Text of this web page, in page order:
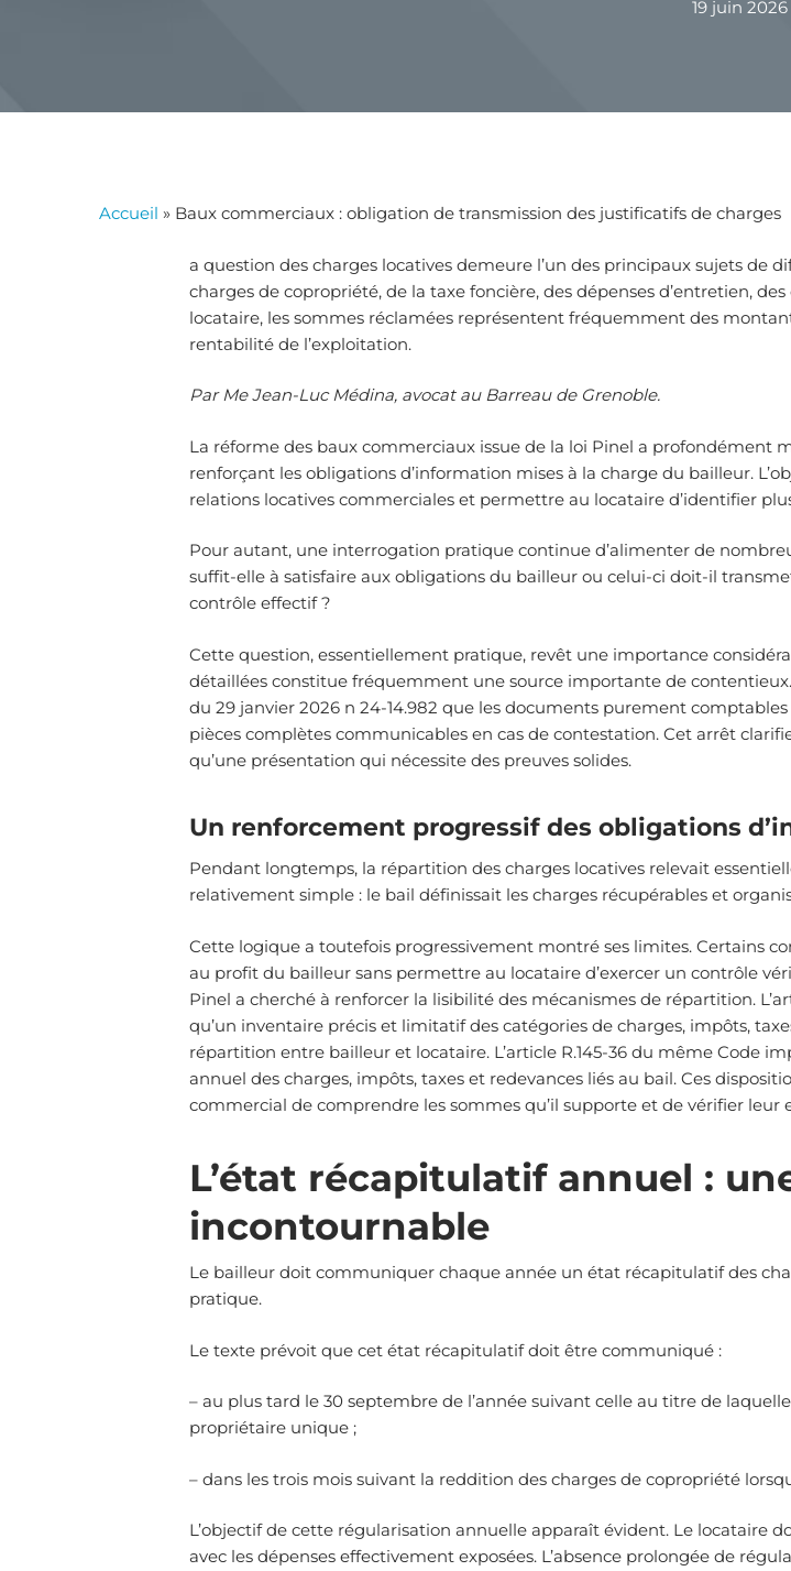
19 juin 2026
Accueil » Baux commerciaux : obligation de transmission des justificatifs de charges
a question des charges locatives demeure l’un des principaux sujets de
charges de copropriété, de la taxe foncière, des dépenses d’entretien,
locataire, les sommes réclamées représentent fréquemment des
rentabilité de l’exploitation.
Par Me Jean-Luc Médina, avocat au Barreau de Grenoble.
La réforme des baux commerciaux issue de la loi Pinel a profondément
renforçant les obligations d’information mises à la charge du bailleur.
relations locatives commerciales et permettre au locataire d’identifier
Pour autant, une interrogation pratique continue d’alimenter de
suffit-elle à satisfaire aux obligations du bailleur ou celui-ci doit-il
contrôle effectif ?
Cette question, essentiellement pratique, revêt une importance
détaillées constitue fréquemment une source importante de
du 29 janvier 2026 n 24-14.982 que les documents purement
pièces complètes communicables en cas de contestation. Cet arrêt
qu’une présentation qui nécessite des preuves solides.
Un renforcement progressif des obligations
Pendant longtemps, la répartition des charges locatives relevait
relativement simple : le bail définissait les charges récupérables et
Cette logique a toutefois progressivement montré ses limites. Certains
au profit du bailleur sans permettre au locataire d’exercer un contrôle
Pinel a cherché à renforcer la lisibilité des mécanismes de répartition.
qu’un inventaire précis et limitatif des catégories de charges, impôts,
répartition entre bailleur et locataire. L’article R.145-36 du même Code
annuel des charges, impôts, taxes et redevances liés au bail. Ces
commercial de comprendre les sommes qu’il supporte et de vérifier leur
L’état récapitulatif annuel :
incontournable
Le bailleur doit communiquer chaque année un état récapitulatif des
pratique.
Le texte prévoit que cet état récapitulatif doit être communiqué :
– au plus tard le 30 septembre de l’année suivant celle au titre de
propriétaire unique ;
– dans les trois mois suivant la reddition des charges de copropriété
L’objectif de cette régularisation annuelle apparaît évident. Le locataire
avec les dépenses effectivement exposées. L’absence prolongée de